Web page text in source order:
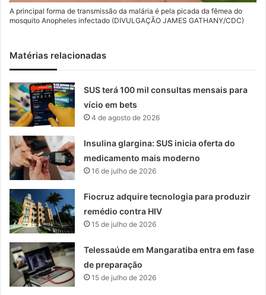
A principal forma de transmissão da malária é pela picada da fêmea do
mosquito Anopheles infectado (DIVULGAÇÃO JAMES GATHANY/CDC)
Matérias relacionadas
SUS terá 100 mil consultas mensais para
vício em bets
4 de agosto de 2026
Insulina glargina: SUS inicia oferta do
medicamento mais moderno
16 de julho de 2026
Fiocruz adquire tecnologia para produzir
remédio contra HIV
15 de julho de 2026
Telessaúde em Mangaratiba entra em fase
de preparação
15 de julho de 2026